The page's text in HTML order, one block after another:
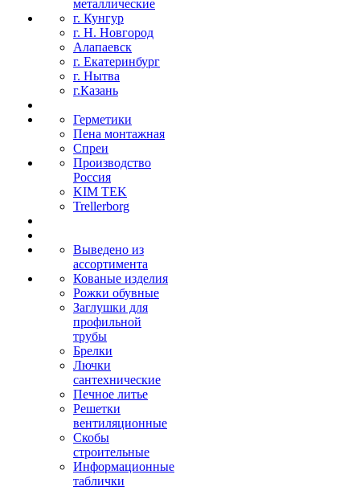
металлические
г. Кунгур
г. Н. Новгород
Алапаевск
г. Екатеринбург
г. Нытва
г.Казань
Герметики
Пена монтажная
Спреи
Производство
Россия
KIM TEK
Trellerborg
Выведено из
ассортимента
Кованые изделия
Рожки обувные
Заглушки для
профильной
трубы
Брелки
Лючки
сантехнические
Печное литье
Решетки
вентиляционные
Скобы
строительные
Информационные
таблички